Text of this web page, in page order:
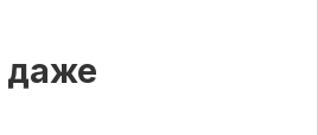
даже